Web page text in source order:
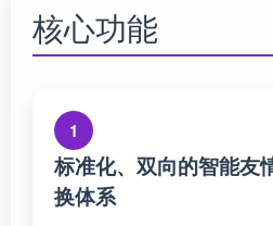
核心功能
1
标准化、双向的智能友
换体系